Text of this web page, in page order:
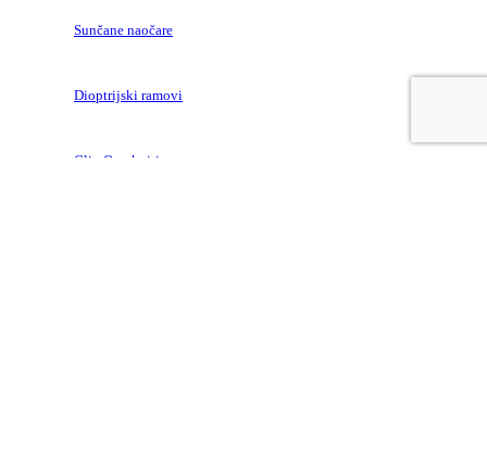
Sunčane naočare
Dioptrijski ramovi
Clip On okviri